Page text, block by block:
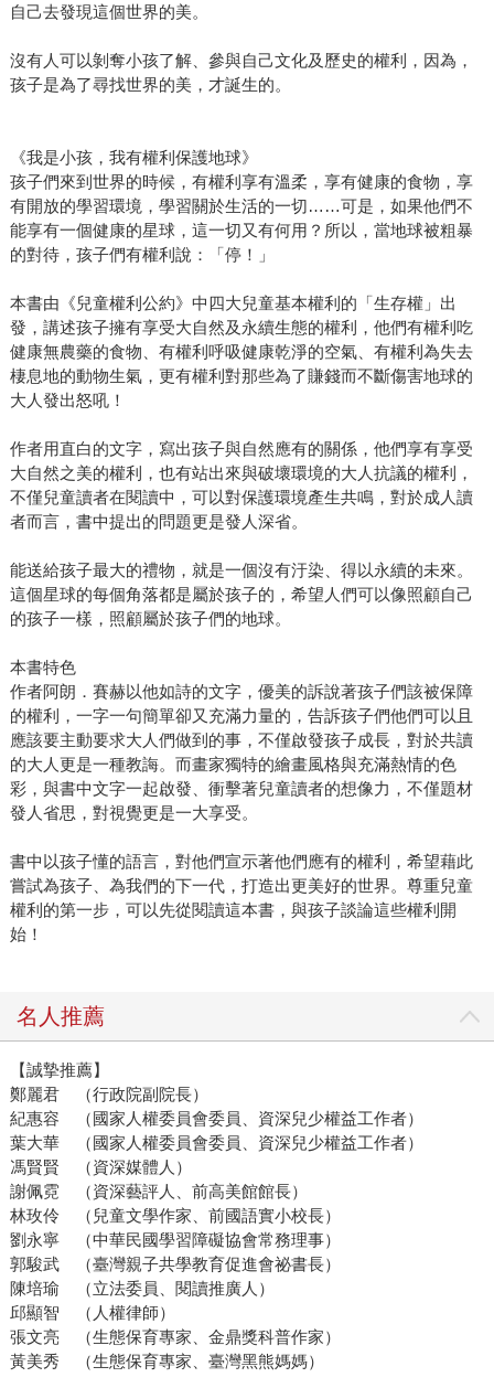
自己去發現這個世界的美。
沒有人可以剝奪小孩了解、參與自己文化及歷史的權利，因為，
孩子是為了尋找世界的美，才誕生的。
《我是小孩，我有權利保護地球》
孩子們來到世界的時候，有權利享有溫柔，享有健康的食物，享
有開放的學習環境，學習關於生活的一切……可是，如果他們不
能享有一個健康的星球，這一切又有何用？所以，當地球被粗暴
的對待，孩子們有權利說：「停！」
本書由《兒童權利公約》中四大兒童基本權利的「生存權」出
發，講述孩子擁有享受大自然及永續生態的權利，他們有權利吃
健康無農藥的食物、有權利呼吸健康乾淨的空氣、有權利為失去
棲息地的動物生氣，更有權利對那些為了賺錢而不斷傷害地球的
大人發出怒吼！
作者用直白的文字，寫出孩子與自然應有的關係，他們享有享受
大自然之美的權利，也有站出來與破壞環境的大人抗議的權利，
不僅兒童讀者在閱讀中，可以對保護環境產生共鳴，對於成人讀
者而言，書中提出的問題更是發人深省。
能送給孩子最大的禮物，就是一個沒有汙染、得以永續的未來。
這個星球的每個角落都是屬於孩子的，希望人們可以像照顧自己
的孩子一樣，照顧屬於孩子們的地球。
本書特色
作者阿朗．賽赫以他如詩的文字，優美的訴說著孩子們該被保障
的權利，一字一句簡單卻又充滿力量的，告訴孩子們他們可以且
應該要主動要求大人們做到的事，不僅啟發孩子成長，對於共讀
的大人更是一種教誨。而畫家獨特的繪畫風格與充滿熱情的色
彩，與書中文字一起啟發、衝擊著兒童讀者的想像力，不僅題材
發人省思，對視覺更是一大享受。
書中以孩子懂的語言，對他們宣示著他們應有的權利，希望藉此
嘗試為孩子、為我們的下一代，打造出更美好的世界。尊重兒童
權利的第一步，可以先從閱讀這本書，與孩子談論這些權利開
始！
名人推薦
【誠摯推薦】
鄭麗君 （行政院副院長）
紀惠容 （國家人權委員會委員、資深兒少權益工作者）
葉大華 （國家人權委員會委員、資深兒少權益工作者）
馮賢賢 （資深媒體人）
謝佩霓 （資深藝評人、前高美館館長）
林玫伶 （兒童文學作家、前國語實小校長）
劉永寧 （中華民國學習障礙協會常務理事）
郭駿武 （臺灣親子共學教育促進會祕書長）
陳培瑜 （立法委員、閱讀推廣人）
邱顯智 （人權律師）
張文亮 （生態保育專家、金鼎獎科普作家）
黃美秀 （生態保育專家、臺灣黑熊媽媽）